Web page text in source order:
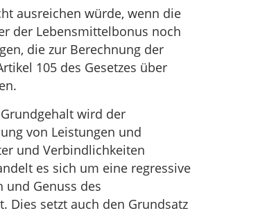
ausreichen würde, wenn die
der Lebensmittelbonus noch
die zur Berechnung der
105 des Gesetzes über
wird der
von Leistungen und
und Verbindlichkeiten
es sich um eine regressive
und Genuss des
Dies setzt auch den Grundsatz